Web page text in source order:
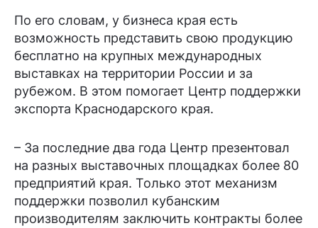
По его словам, у бизнеса края есть
возможность представить свою продукцию
бесплатно на крупных международных
выставках на территории России и за
рубежом. В этом помогает Центр поддержки
экспорта Краснодарского края.
– За последние два года Центр презентовал
на разных выставочных площадках более 80
предприятий края. Только этот механизм
поддержки позволил кубанским
производителям заключить контракты более